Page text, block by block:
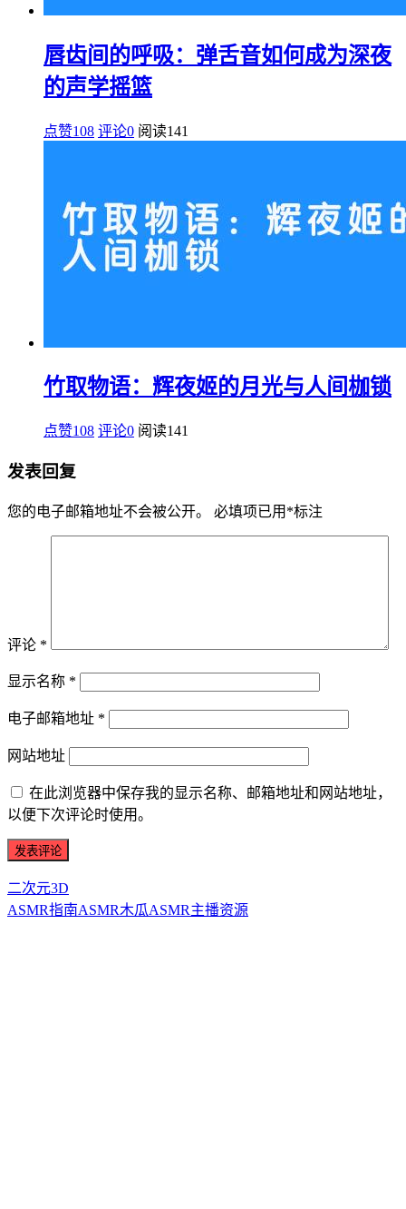
唇齿间的呼吸：弹舌音如何成为深夜
的声学摇篮
点赞108 评论0 阅读141
竹取物语：辉夜姬的月光与人间枷锁
点赞108 评论0 阅读141
发表回复
您的电子邮箱地址不会被公开。 必填项已用 *标注
评论 *
显示名称 *
电子邮箱地址 *
网站地址
在此浏览器中保存我的显示名称、邮箱地址和网站地址，
以便下次评论时使用。
二次元3D
ASMR指南ASMR木瓜ASMR主播资源